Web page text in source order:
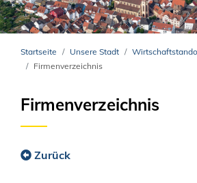
Startseite Unsere Stadt
Firmenverzeichnis
Firmenverzeichnis
Zurück